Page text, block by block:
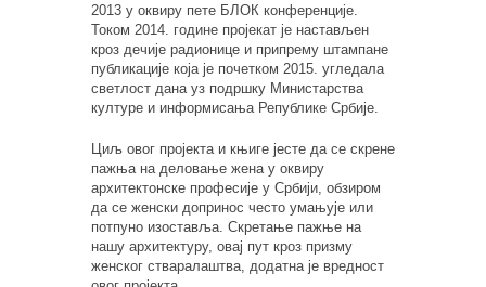
2013 у оквиру пете БЛОК конференције.
Током 2014. године пројекат је настављен
кроз дечије радионице и припрему штампане
публикације која је почетком 2015. угледала
светлост дана уз подршку Министарства
културе и информисања Републике Србије.
Циљ овог пројекта и књиге јесте да се скрене
пажња на деловање жена у оквиру
архитектонске професије у Србији, обзиром
да се женски допринос често умањује или
потпуно изоставља. Скретање пажње на
нашу архитектуру, овај пут кроз призму
женског стваралаштва, додатна је вредност